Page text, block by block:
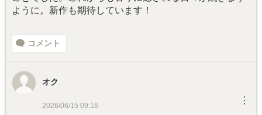
ように。新作も期待しています！
コメント
オク
2026/06/15 09:16 ︙